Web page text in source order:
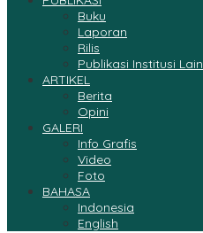
Buku
Laporan
Rilis
Publikasi Institusi Lain
ARTIKEL
Berita
Opini
GALERI
Info Grafis
Video
Foto
BAHASA
Indonesia
English